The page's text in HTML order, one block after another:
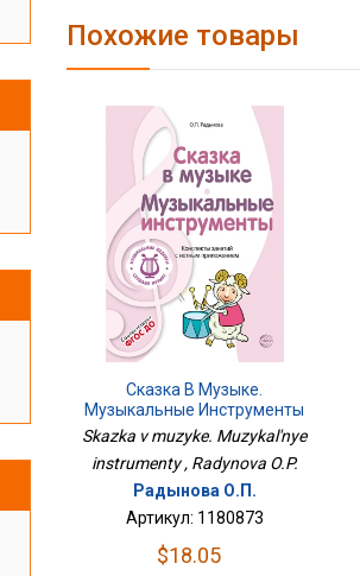
Похожие товары
Сказка В Музыке.
Музыкальные Инструменты
Skazka v muzyke. Muzykal'nye
instrumenty , Radynova O.P.
Радынова О.П.
Артикул: 1180873
$18.05